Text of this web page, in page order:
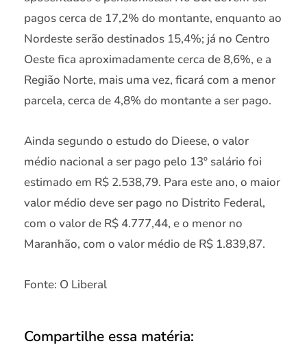
pagos cerca de 17,2% do montante, enquanto ao
Nordeste serão destinados 15,4%; já no Centro
Oeste fica aproximadamente cerca de 8,6%, e a
Região Norte, mais uma vez, ficará com a menor
parcela, cerca de 4,8% do montante a ser pago.
Ainda segundo o estudo do Dieese, o valor
médio nacional a ser pago pelo 13º salário foi
estimado em R$ 2.538,79. Para este ano, o maior
valor médio deve ser pago no Distrito Federal,
com o valor de R$ 4.777,44, e o menor no
Maranhão, com o valor médio de R$ 1.839,87.
Fonte: O Liberal
Compartilhe essa matéria: